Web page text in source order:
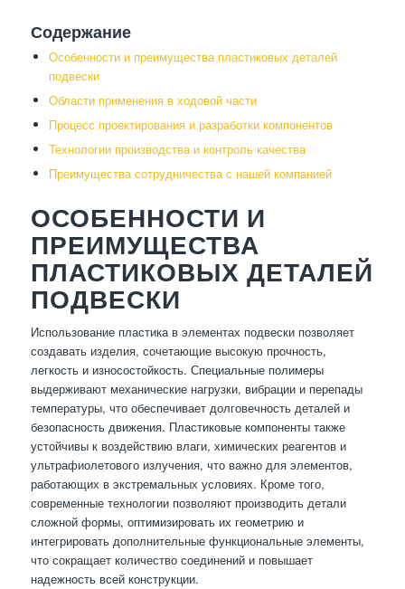
Содержание
Особенности и преимущества пластиковых деталей
подвески
Области применения в ходовой части
Процесс проектирования и разработки компонентов
Технологии производства и контроль качества
Преимущества сотрудничества с нашей компанией
ОСОБЕННОСТИ И
ПРЕИМУЩЕСТВА
ПЛАСТИКОВЫХ ДЕТАЛЕЙ
ПОДВЕСКИ
Использование пластика в элементах подвески позволяет
создавать изделия, сочетающие высокую прочность,
легкость и износостойкость. Специальные полимеры
выдерживают механические нагрузки, вибрации и перепады
температуры, что обеспечивает долговечность деталей и
безопасность движения. Пластиковые компоненты также
устойчивы к воздействию влаги, химических реагентов и
ультрафиолетового излучения, что важно для элементов,
работающих в экстремальных условиях. Кроме того,
современные технологии позволяют производить детали
сложной формы, оптимизировать их геометрию и
интегрировать дополнительные функциональные элементы,
что сокращает количество соединений и повышает
надежность всей конструкции.